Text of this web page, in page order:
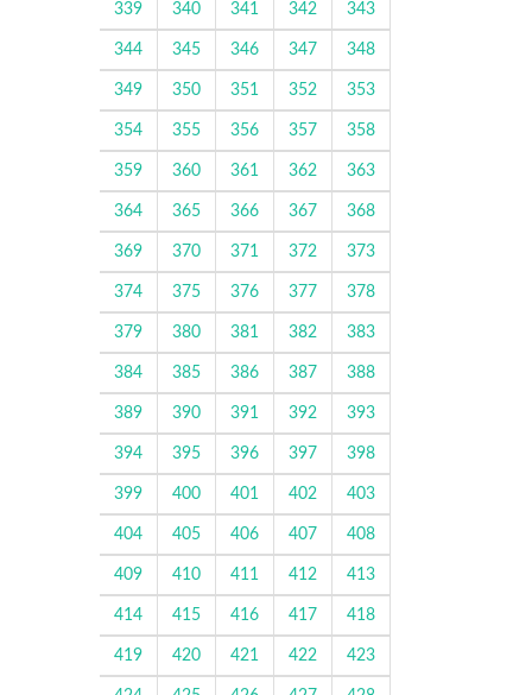
339 340 341 342 343
344 345 346 347 348
349 350 351 352 353
354 355 356 357 358
359 360 361 362 363
364 365 366 367 368
369 370 371 372 373
374 375 376 377 378
379 380 381 382 383
384 385 386 387 388
389 390 391 392 393
394 395 396 397 398
399 400 401 402 403
404 405 406 407 408
409 410 411 412 413
414 415 416 417 418
419 420 421 422 423